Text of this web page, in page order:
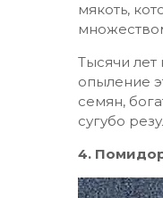
мякоть,
Тысячи
опыление
семян,
сугубо
4.